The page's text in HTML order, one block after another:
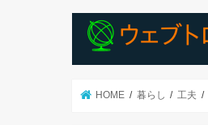
HOME 暮らし 工夫